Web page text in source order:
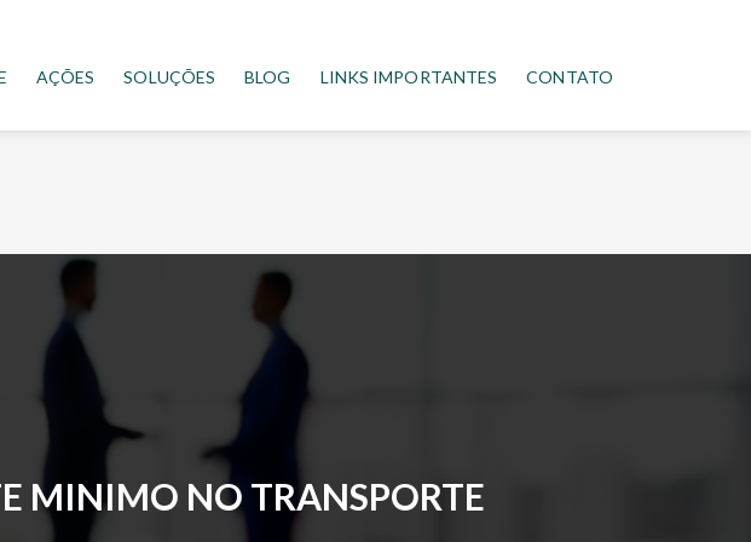
AÇÕES SOLUÇÕES BLOG LINKS IMPORTANTES CONTATO
MINIMO NO TRANSPORTE